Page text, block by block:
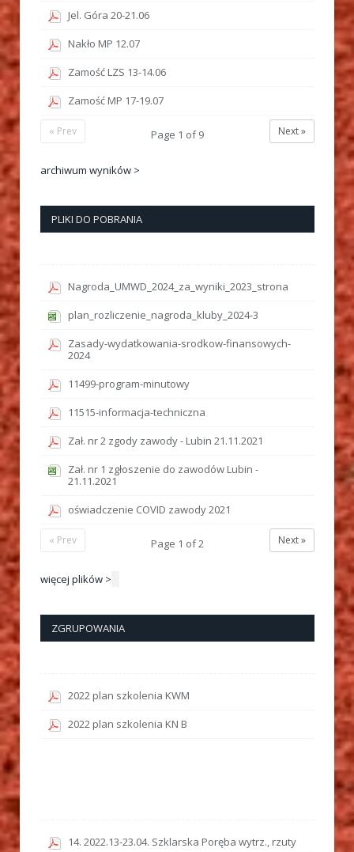
Jel. Góra 20-21.06
Nakło MP 12.07
Zamość LZS 13-14.06
Zamość MP 17-19.07
Next »
Page 1 of9
« Prev
archiwum wyników >
PLIKI DO POBRANIA
Nagroda_UMWD_2024_za_wyniki_2023_strona
plan_rozliczenie_nagroda_kluby_2024-3
Zasady-wydatkowania-srodkow-finansowych-
2024
11499-program-minutowy
11515-informacja-techniczna
Zał. nr 2 zgody zawody - Lubin 21.11.2021
Zał. nr 1 zgłoszenie do zawodów Lubin -
21.11.2021
oświadczenie COVID zawody 2021
Next »
Page 1 of2
« Prev
więcej plików >
ZGRUPOWANIA
2022 plan szkolenia KWM
2022 plan szkolenia KN B
14. 2022.13-23.04. Szklarska Poręba wytrz., rzuty